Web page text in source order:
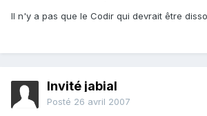
Il n'y a pas que le Codir qui devrait être
Invité jabial
Posté 26 avril 2007